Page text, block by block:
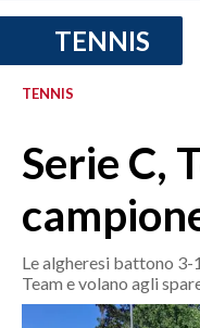
CRONACA SARDEGNA
MEDIO CAMPIDANO
ORISTANO E PROVINCIA
SASSARI E PROVINCIA
GALLURA
NUORO E PROVINCIA
TENNIS
TENNIS
Serie C,
Le algheresi battono
Team e volano agli